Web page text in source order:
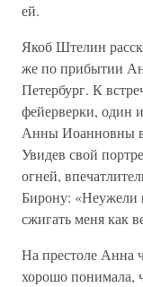
ей.
Якоб Штелин
же по прибытии
Петербург. К
фейерверки, один
Анны Иоанновны в
Увидев свой
огней,
Бирону: «Неужели
сжигать меня как
На престоле Анна
хорошо понимала,